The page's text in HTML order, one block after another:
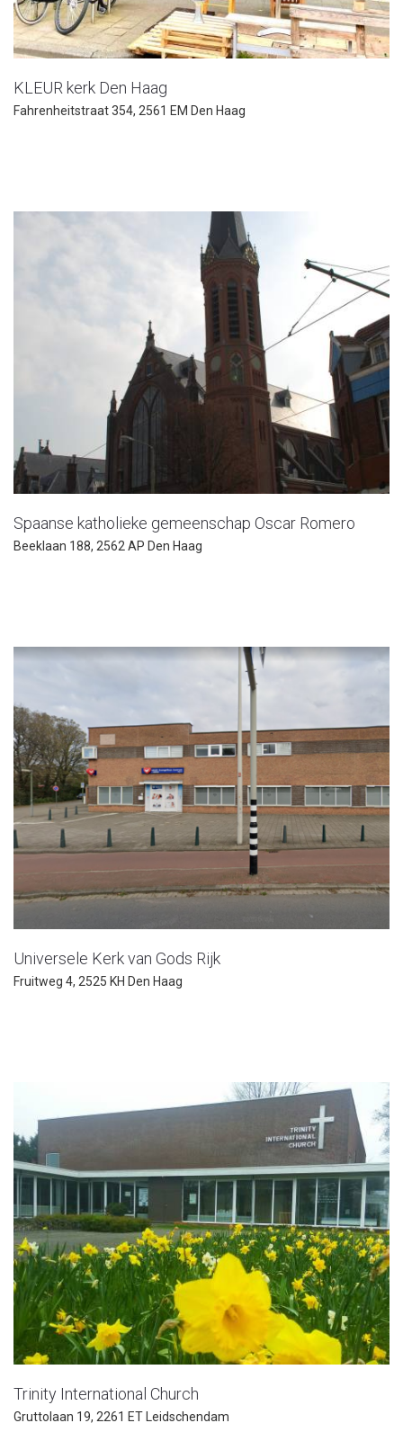
KLEUR kerk Den Haag
Fahrenheitstraat 354, 2561 EM Den Haag
Spaanse katholieke gemeenschap Oscar Romero
Beeklaan 188, 2562 AP Den Haag
Universele Kerk van Gods Rijk
Fruitweg 4, 2525 KH Den Haag
Trinity International Church
Gruttolaan 19, 2261 ET Leidschendam